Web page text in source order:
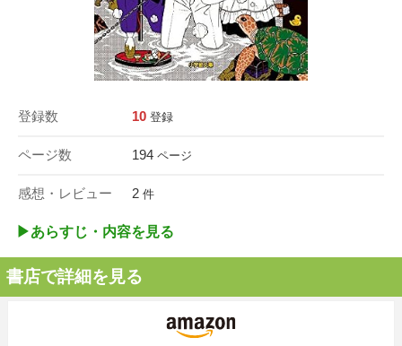
登録数 10 登録
ページ数 194 ページ
感想・レビュー 2 件
▶︎あらすじ・内容を見る
書店で詳細を見る